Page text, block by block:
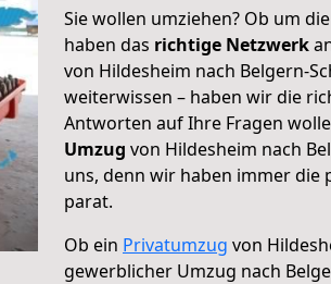
Sie wollen umziehen? Ob um
haben das richtige Netzwerk
von Hildesheim nach Belgern-
weiterwissen – haben wir die
Antworten auf Ihre Fragen
Umzug von Hildesheim nach
uns, denn wir haben immer die
parat.
Ob ein Privatumzug von
gewerblicher Umzug nach